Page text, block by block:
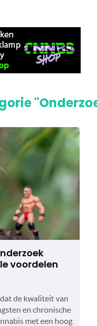
voordelen
de kwaliteit van
en chronische
met een hoog